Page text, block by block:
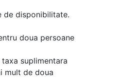
de disponibilitate.
doua persoane
suplimentara
mult de doua